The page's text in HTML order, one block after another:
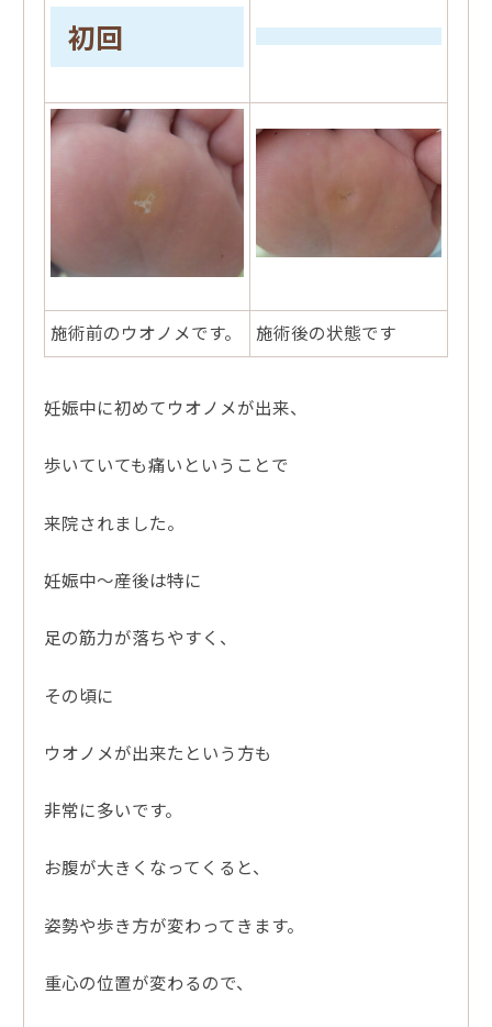
初回
施術前のウオノメです。 施術後の状態です
妊娠中に初めてウオノメが出来、
歩いていても痛いということで
来院されました。
妊娠中～産後は特に
足の筋力が落ちやすく、
その頃に
ウオノメが出来たという方も
非常に多いです。
お腹が大きくなってくると、
姿勢や歩き方が変わってきます。
重心の位置が変わるので、